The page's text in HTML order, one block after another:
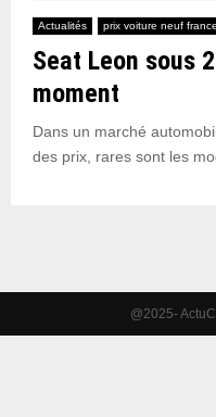
Actualités prix voiture neuf france
Seat Leon sous
moment
Dans un marché
des prix, rares sont les
@2025-